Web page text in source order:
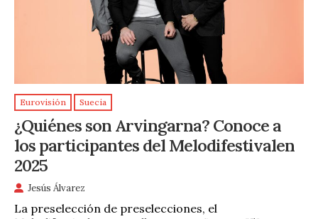
Eurovisión Suecia
¿Quiénes son Arvingarna? Conoce a
los participantes del Melodifestivalen
2025
Jesús Álvarez
La preselección de preselecciones, el